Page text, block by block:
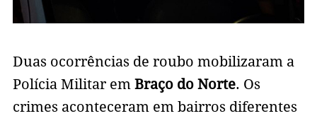
Duas ocorrências de roubo mobilizaram a
Polícia Militar em Braço do Norte. Os
crimes aconteceram em bairros diferentes